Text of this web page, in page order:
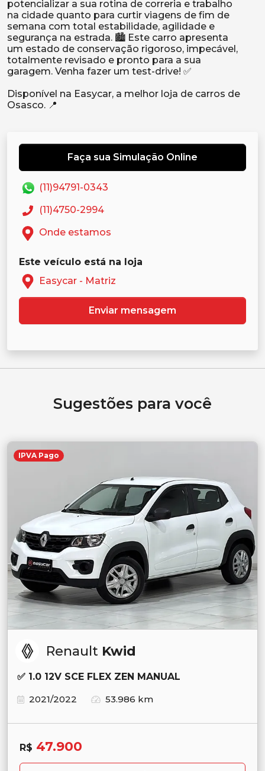
potencializar a sua rotina de correria e trabalho
na cidade quanto para curtir viagens de fim de
semana com total estabilidade, agilidade e
segurança na estrada. 🏙️ Este carro apresenta
um estado de conservação rigoroso, impecável,
totalmente revisado e pronto para a sua
garagem. Venha fazer um test-drive! ✅
Disponível na Easycar, a melhor loja de carros de
Faça sua Simulação Online
(11)94791-0343
(11)4750-2994
Onde estamos
Este veículo está na loja
Easycar - Matriz
Enviar mensagem
Sugestões para você
IPVA Pago
Renault Kwid
✅ 1.0 12V SCE FLEX ZEN MANUAL
2021/2022
53.986 km
R$ 47.900